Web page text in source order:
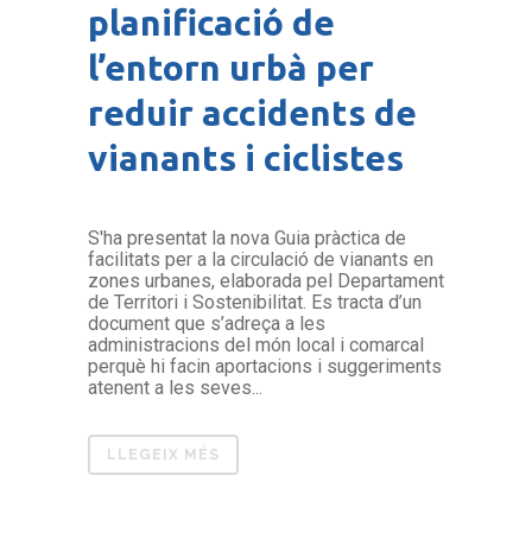
planificació de
l’entorn urbà per
reduir accidents de
vianants i ciclistes
S'ha presentat la nova Guia pràctica de
facilitats per a la circulació de vianants en
zones urbanes, elaborada pel Departament
de Territori i Sostenibilitat. Es tracta d’un
document que s’adreça a les
administracions del món local i comarcal
perquè hi facin aportacions i suggeriments
atenent a les seves...
LLEGEIX MÉS